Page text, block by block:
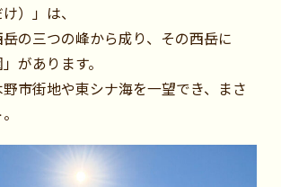
）」は、
の三つの峰から成り、その西岳に
があります。
市街地や東シナ海を一望でき、まさ